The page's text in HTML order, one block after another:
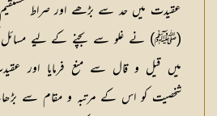
عقیدت میں حد سے بڑھے اور صراط
(ﷺ) نے غلو سے بچنے کے لیے مسائل
میں قیل و قال سے منع فرمایا اور
شخصیت کو اس کے مرتبہ و مقام سے